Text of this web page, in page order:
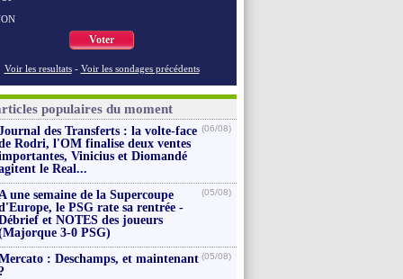
Voter
Voir les resultats - Voir les sondages précédents
populaires du moment
des Transferts : la volte-face
Rodri, l'OM finalise deux ventes
Vinicius et Diomandé
le Real...
(06/08)
une semaine de la Supercoupe
le PSG rate sa rentrée -
et NOTES des joueurs
3-0 PSG)
(05/08)
: Deschamps, et maintenant (05/08)